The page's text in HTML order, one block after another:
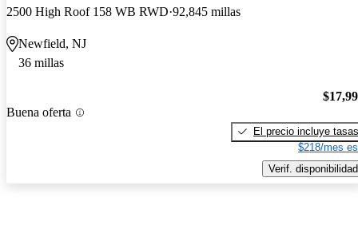
2500 High Roof 158 WB RWD 92,845 millas
Newfield, NJ
36 millas
Buena oferta
El precio incluye tasas
$218/mes
Verif. disponibilidad